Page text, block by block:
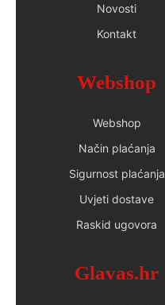
Novosti
Kontakt
Webshop
Webshop
Način plaćanja
Sigurnost plaćanja
Uvjeti dostave
Raskid ugovora
Glavas.hr